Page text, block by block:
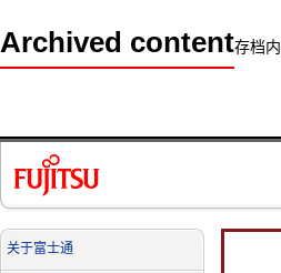
Archived content存档
关于富士通